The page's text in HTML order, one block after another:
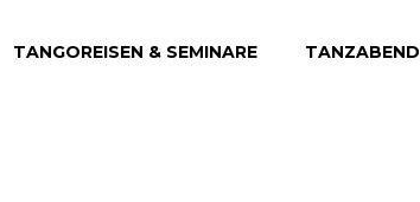
TANGOREISEN & SEMINARE TANZABEND